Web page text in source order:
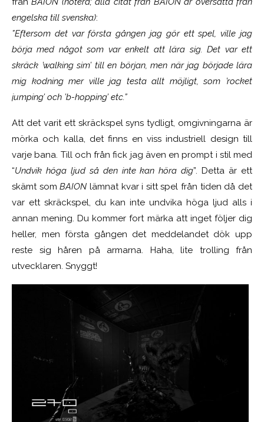
engelska till svenska):
”Eftersom det var första gången jag gör ett spel, ville jag
börja med något som var enkelt att lära sig. Det var ett
skräck ’walking sim’ till en början, men när jag började lära
mig kodning mer ville jag testa allt möjligt, som ’rocket
jumping’ och ’b-hopping’ etc.”
Att det varit ett skräckspel syns tydligt, omgivningarna är
mörka och kalla, det finns en viss industriell design till
varje bana. Till och från fick jag även en prompt i stil med
“Undvik höga ljud så den inte kan höra dig”. Detta är ett
skämt somBAION lämnat kvar i sitt spel från tiden då det
var ett skräckspel, du kan inte undvika höga ljud alls i
annan mening. Du kommer fort märka att inget följer dig
heller, men första gången det meddelandet dök upp
reste sig håren på armarna. Haha, lite trolling från
utvecklaren. Snyggt!